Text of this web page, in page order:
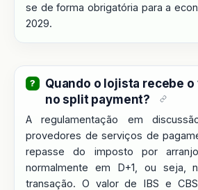
se de forma obrigatória para a
2029.
Quando o lojista recebe
no split payment?
A regulamentação em
provedores de serviços de
repasse do imposto por
normalmente em D+1, ou seja,
transação. O valor de IBS e